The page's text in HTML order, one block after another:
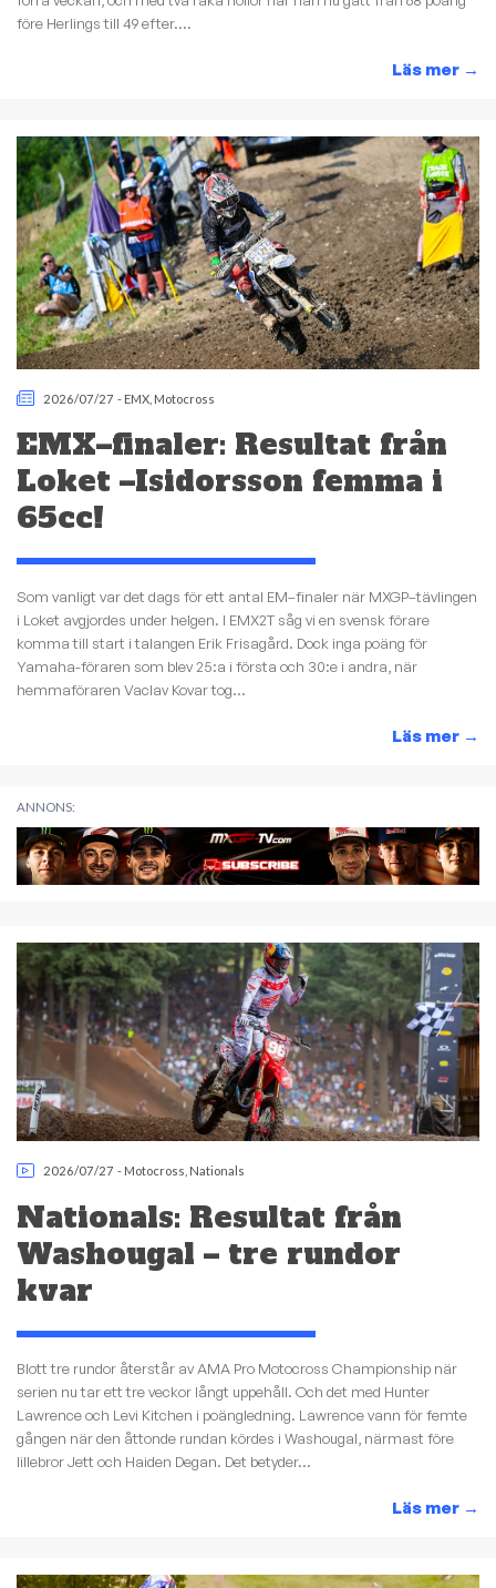
före Herlings till 49 efter....
Läs mer →
2026/07/27 - EMX Motocross
EMX–finaler: Resultat från
Loket –Isidorsson femma i
65cc!
Som vanligt var det dags för ett antal EM–finaler när MXGP–tävlingen
i Loket avgjordes under helgen. I EMX2T såg vi en svensk förare
komma till start i talangen Erik Frisagård. Dock inga poäng för
Yamaha-föraren som blev 25:a i första och 30:e i andra, när
hemmaföraren Vaclav Kovar tog...
Läs mer →
ANNONS:
2026/07/27 - Motocross Nationals
Nationals: Resultat från
Washougal – tre rundor
kvar
Blott tre rundor återstår av AMA Pro Motocross Championship när
serien nu tar ett tre veckor långt uppehåll. Och det med Hunter
Lawrence och Levi Kitchen i poängledning. Lawrence vann för femte
gången när den åttonde rundan kördes i Washougal, närmast före
lillebror Jett och Haiden Degan. Det betyder...
Läs mer →